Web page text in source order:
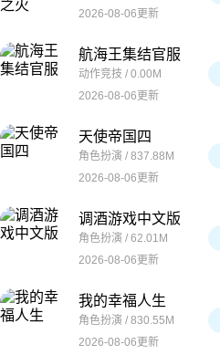
2026-08-06更新
航海王集结官服
动作竞技 / 0.00M
2026-08-06更新
天使帝国四
角色扮演 / 837.88M
2026-08-06更新
调酒游戏中文版
角色扮演 / 62.01M
2026-08-06更新
我的幸福人生
角色扮演 / 830.55M
2026-08-06更新